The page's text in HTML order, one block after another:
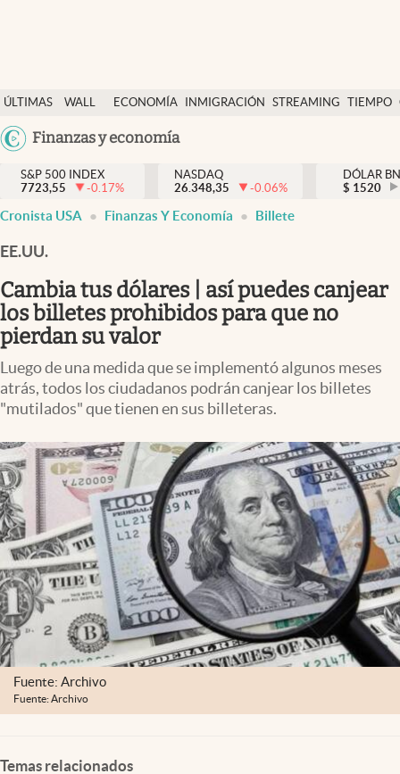
ÚLTIMAS
NOTICIAS
WALL
DÓLAR
ECONOMÍA INMIGRACIÓN STREAMING TIEMPO
México
Finanzas y economía
Finanzas y economía
Wall Street y dólar
Inmigración
Espiritual
Streaming
PC y mobile
Lifestyle
USA
S&P 500 INDEX
7723,55
-0.17%
NASDAQ
26.348,35
-0.06%
DÓLAR
$ 1520
Cronista USA Finanzas Y Economía Billete
EE.UU.
Cambia tus dólares | así puedes canjear
los billetes prohibidos para que no
pierdan su valor
Luego de una medida que se implementó algunos meses
atrás, todos los ciudadanos podrán canjear los billetes
"mutilados" que tienen en sus billeteras.
Fuente: Archivo
Fuente: Archivo
Temas relacionados